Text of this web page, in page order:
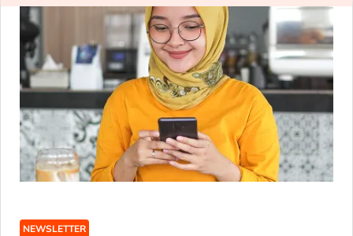
NEWSLETTER